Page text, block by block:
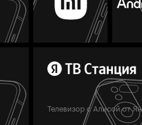
Телевизор с Алисой от